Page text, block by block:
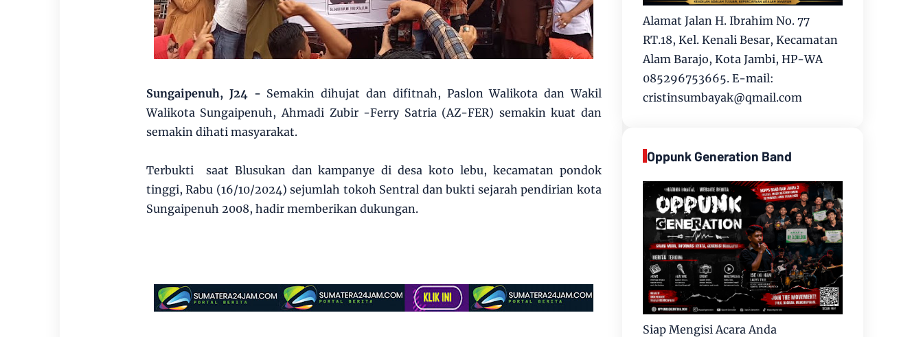
Sungaipenuh, J24 - Semakin dihujat dan difitnah, Paslon Walikota dan Wakil
Walikota Sungaipenuh, Ahmadi Zubir -Ferry Satria (AZ-FER) semakin kuat dan
semakin dihati masyarakat.
Terbukti saat Blusukan dan kampanye di desa koto lebu, kecamatan pondok
tinggi, Rabu (16/10/2024) sejumlah tokoh Sentral dan bukti sejarah pendirian kota
Sungaipenuh 2008, hadir memberikan dukungan.
Alamat Jalan H. Ibrahim No. 77
RT.18, Kel. Kenali Besar, Kecamatan
Alam Barajo, Kota Jambi, HP-WA
085296753665. E-mail:
cristinsumbayak@qmail.com
Oppunk Generation Band
Siap Mengisi Acara Anda